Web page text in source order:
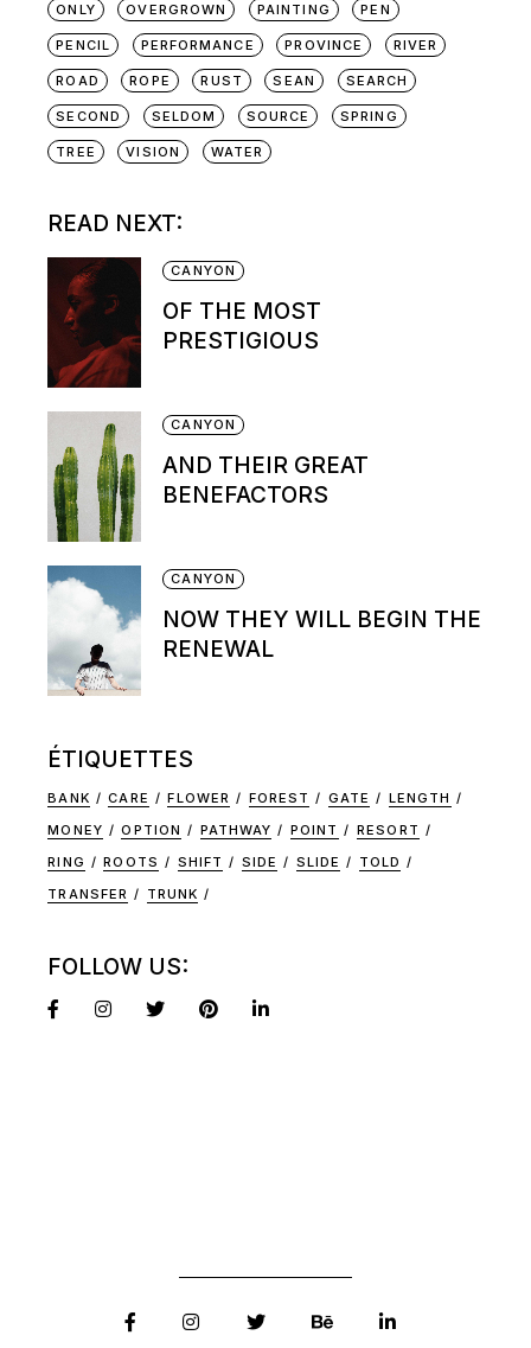
ONLY OVERGROWN PAINTING PEN
PENCIL PERFORMANCE PROVINCE RIVER
ROAD ROPE RUST SEAN SEARCH
SECOND SELDOM SOURCE SPRING
TREE VISION WATER
READ NEXT:
CANYON
OF THE MOST
PRESTIGIOUS
CANYON
AND THEIR GREAT
BENEFACTORS
CANYON
NOW THEY WILL BEGIN THE
RENEWAL
ÉTIQUETTES
BANK CARE FLOWER FOREST GATE
LENGTH
MONEY
OPTION PATHWAY POINT
RESORT
RING
ROOTS SHIFT SIDE SLIDE
TOLD
TRANSFER
TRUNK
FOLLOW US: